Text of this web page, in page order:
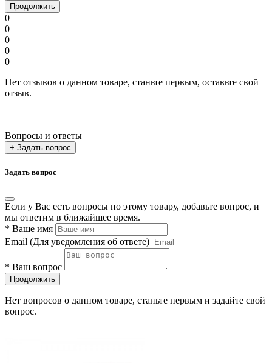
Продолжить
0
0
0
0
0
Нет отзывов о данном товаре, станьте первым, оставьте свой
отзыв.
Вопросы и ответы
+ Задать вопрос
Задать вопрос
Если у Вас есть вопросы по этому товару, добавьте вопрос, и
мы ответим в ближайшее время.
* Ваше имя
Email (Для уведомления об ответе)
* Ваш вопрос
Продолжить
Нет вопросов о данном товаре, станьте первым и задайте свой
вопрос.